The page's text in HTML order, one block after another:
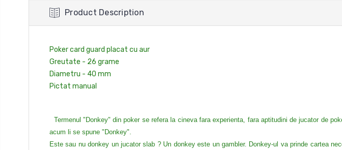
Product Description
Poker card guard placat cu aur
Greutate - 26 grame
Diametru - 40 mm
Pictat manual
Termenul "Donkey" din poker se refera la cineva fara experienta, fara aptitudini de jucator de
acum li se spune "Donkey".
Este sau nu donkey un jucator slab ? Un donkey este un gambler. Donkey-ul va prinde cartea